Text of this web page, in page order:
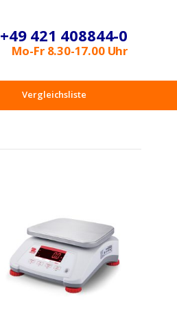
+49 421 408844-0
Mo-Fr 8.30-17.00 Uhr
Vergleichsliste